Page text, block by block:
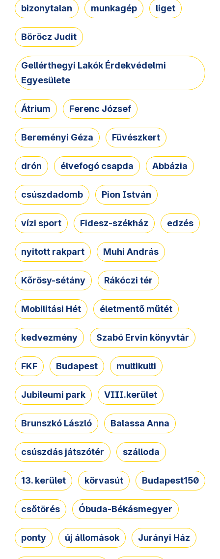
bizonytalan munkagép liget
Böröcz Judit
Gellérthegyi Lakók Érdekvédelmi
Egyesülete
Átrium Ferenc József
Bereményi Géza Füvészkert
drón élvefogó csapda Abbázia
csúszdadomb Pion István
vízi sport Fidesz-székház edzés
nyitott rakpart Muhi András
Kőrösy-sétány Rákóczi tér
Mobilitási Hét életmentő műtét
kedvezmény Szabó Ervin könyvtár
FKF Budapest multikulti
Jubileumi park VIII.kerület
Brunszkó László Balassa Anna
csúszdás játszótér szálloda
13. kerület körvasút Budapest150
csőtörés Óbuda-Békásmegyer
ponty új állomások Jurányi Ház